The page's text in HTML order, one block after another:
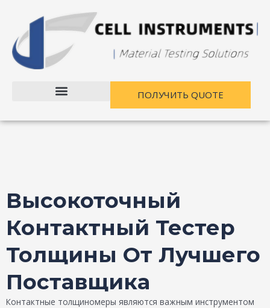
содержанию
ПОЛУЧИТЬ QUOTE
Высокоточный
Контактный Тестер
Толщины От Лучшего
Поставщика
Контактные толщиномеры являются важным инструментом
записям